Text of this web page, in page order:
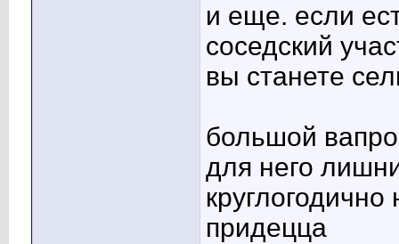
и еще. если
соседский
вы станете
большой
для него
придецца